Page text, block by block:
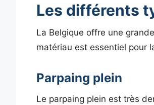
Les différents
La Belgique offre une
matériau est essentiel pour
Parpaing plein
Le parpaing plein est très